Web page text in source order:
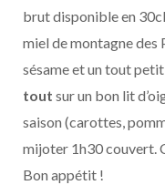
brut disponible en
miel de montagne des
sésame et un tout
tout sur un bon lit
saison (carottes,
mijoter 1h30 couvert.
Bon appétit !